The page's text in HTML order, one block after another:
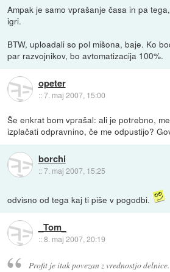
Ampak je samo vprašanje časa in pa
igri.
BTW, uploadali so pol mišona, baje. Ko
par razvojnikov, bo avtomatizacija 100%.
opeter
::7. maj 2007, 15:00
Še enkrat bom vprašal: ali je potrebno,
izplačati odpravnino, če me odpustijo?
borchi
::7. maj 2007, 15:25
odvisno od tega kaj ti piše v pogodbi.
_Tom_
::8. maj 2007, 20:19
Profit je itak povezan z vrednostjo delnice.